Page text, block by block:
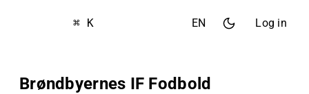
⌘ K EN Log in
Brøndbyernes IF Fodbold